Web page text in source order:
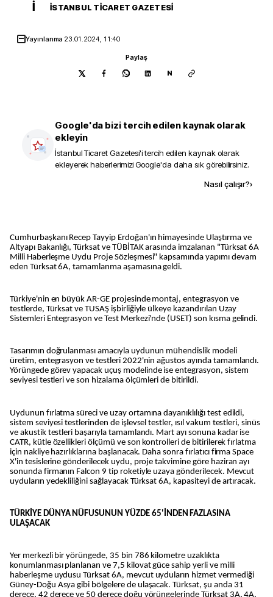
İ İSTANBUL TICARET GAZETESI
Yayınlanma 23.01.2024, 11:40
Paylaş
N
Google'da bizi tercih edilen kaynak olarak
ekleyin
İstanbul Ticaret Gazetesi'i tercih edilen kaynak olarak
ekleyerek haberlerimizi Google'da daha sık görebilirsiniz.
Nasıl çalışır?›
Cumhurbaşkanı Recep Tayyip Erdoğan'ın himayesinde Ulaştırma ve
Altyapı Bakanlığı, Türksat ve TÜBİTAK arasında imzalanan "Türksat 6A
Milli Haberleşme Uydu Proje Sözleşmesi" kapsamında yapımı devam
eden Türksat 6A, tamamlanma aşamasına geldi.
Türkiye'nin en büyük AR-GE projesinde montaj, entegrasyon ve
testlerde, Türksat ve TUSAŞ işbirliğiyle ülkeye kazandırılan Uzay
Sistemleri Entegrasyon ve Test Merkezi'nde (USET) son kısma gelindi.
Tasarımın doğrulanması amacıyla uydunun mühendislik modeli
üretim, entegrasyon ve testleri 2022'nin ağustos ayında tamamlandı.
Yörüngede görev yapacak uçuş modelinde ise entegrasyon, sistem
seviyesi testleri ve son hizalama ölçümleri de bitirildi.
Uydunun fırlatma süreci ve uzay ortamına dayanıklılığı test edildi,
sistem seviyesi testlerinden de işlevsel testler, ısıl vakum testleri, sinüs
ve akustik testleri başarıyla tamamlandı. Mart ayı sonuna kadar ise
CATR, kütle özellikleri ölçümü ve son kontrolleri de bitirilerek fırlatma
için nakliye hazırlıklarına başlanacak. Daha sonra fırlatıcı firma Space
X'in tesislerine gönderilecek uydu, proje takvimine göre haziran ayı
sonunda firmanın Falcon 9 tip roketiyle uzaya gönderilecek. Mevcut
uyduların yedekliliğini sağlayacak Türksat 6A, kapasiteyi de artıracak.
TÜRKİYE DÜNYA NÜFUSUNUN YÜZDE 65'İNDEN FAZLASINA
ULAŞACAK
Yer merkezli bir yörüngede, 35 bin 786 kilometre uzaklıkta
konumlanması planlanan ve 7,5 kilovat güce sahip yerli ve milli
haberleşme uydusu Türksat 6A, mevcut uyduların hizmet vermediği
Güney-Doğu Asya gibi bölgelere de ulaşacak. Türksat, şu anda 31
derece, 42 derece ve 50 derece doğu yörüngelerinde Türksat 3A, 4A,